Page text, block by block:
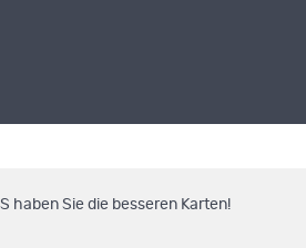
haben Sie die besseren Karten!